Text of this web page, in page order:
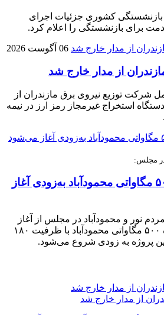
بازنشستگی کشوری جزئیات اجرای
برای بازنشستگی را اعلام کرد.
06 آگوست 2026
شرکت توزیع نیروی برق مازندران از
شناسایی و جمع‌آوری ۱۹ دستگاه استخراج غیرمجاز رمز ارز در نیمه
در مجلس:
فاز نخست نیروگاه ۵۰۰ مگاواتی محمودآباد به‌زودی آغاز
مردم نور و محمودآباد در مجلس از آغاز
اجرای فاز نخست نیروگاه ۵۰۰ مگاواتی محمودآباد با ظرفیت ۱۸۰
پروژه به زودی شروع می‌شود.